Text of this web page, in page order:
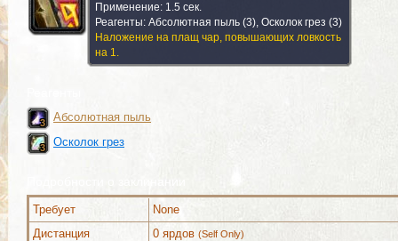
Применение: 1.5 сек.
Реагенты: Абсолютная пыль (3), Осколок грез (3)
Наложение на плащ чар, повышающих ловкость
на 1.
3
3
33
3
33
3
3 Абсолютная пыль
3
3
33
3
33
3
3 Осколок грез
Требует
None
Дистанция
0 ярдов (Self Only)
Можно выучить (31) Используется (1)